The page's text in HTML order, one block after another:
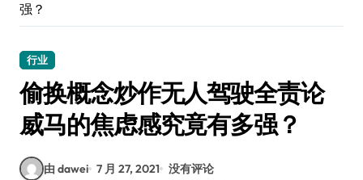
强？
行业
偷换概念炒作无人驾驶全责论
威马的焦虑感究竟有多强？
由 dawei 7 月 27, 2021 没有评论